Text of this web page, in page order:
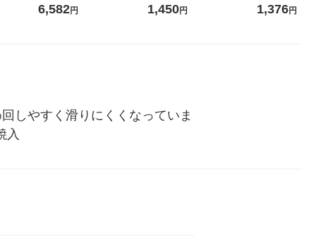
オナ オ
ーの香り 柔軟剤 詰め替え 超
6,582円
1箱（20本入）ラベルレス
1,450円
紙配合 スコッ
1,376円
しやすく滑りにくくなっていま
入